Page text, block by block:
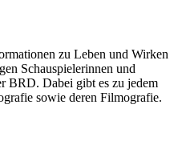
zu Leben und Wirken
Schauspielerinnen und
BRD. Dabei gibt es zu jedem
sowie deren Filmografie.